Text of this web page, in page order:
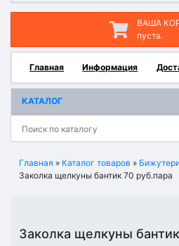
ВАША
пуста.
Главная Информация
КАТАЛОГ
Главная » Каталог товаров »
Заколка щелкуны бантик 70 руб.пара
Заколка щелкуны